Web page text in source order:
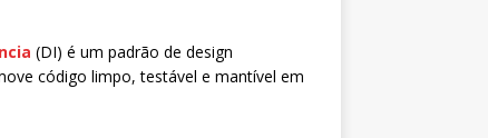
(DI) é um padrão de design
código limpo, testável e mantível em